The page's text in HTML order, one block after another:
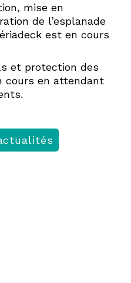
mise en
de l’esplanade
est en cours
et protection des
cours en attendant